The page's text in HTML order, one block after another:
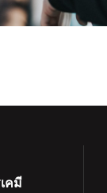
คมี